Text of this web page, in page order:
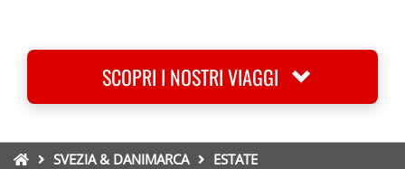
SCOPRI I NOSTRI VIAGGI
SVEZIA & DANIMARCA ESTATE